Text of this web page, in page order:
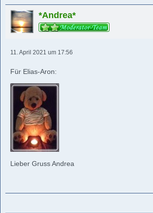
*Andrea*
11. April 2021 um 17:56
Für Elias-Aron:
Lieber Gruss Andrea